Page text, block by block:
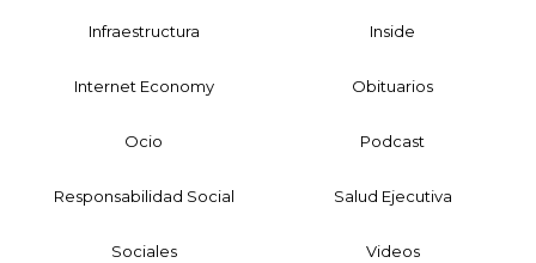
Infraestructura Inside
Internet Economy Obituarios
Ocio Podcast
Responsabilidad Social Salud Ejecutiva
Sociales Videos